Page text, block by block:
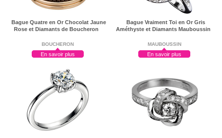
Bague Quatre en Or Chocolat Jaune
Rose et Diamants de Boucheron
BOUCHERON
En savoir plus
Bague Vraiment Toi en Or Gris
Améthyste et Diamants Mauboussin
MAUBOUSSIN
En savoir plus